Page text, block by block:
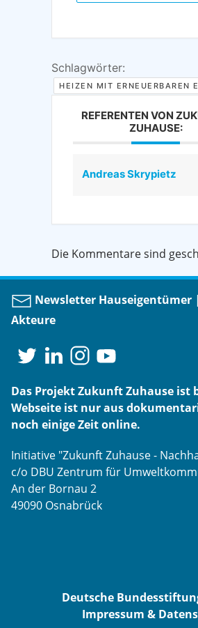
Schlagwörter:
HEIZEN MIT ERNEUERBAREN
REFERENTEN VON
ZUHAUSE:
Andreas Skrypietz
Die Kommentare sind
Newsletter Hauseigentümer |
Akteure
Das Projekt Zukunft Zuhause ist
Webseite ist nur aus
noch einige Zeit online.
Initiative "Zukunft Zuhause -
c/o DBU Zentrum für
An der Bornau 2
49090 Osnabrück
Deutsche
Impressum &